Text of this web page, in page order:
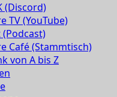
(Discord)
TV (YouTube)
Café (Stammtisch)
von A bis Z